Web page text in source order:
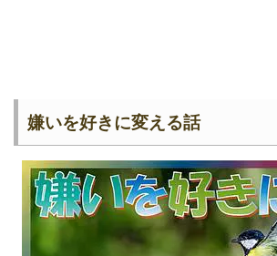
嫌いを好きに変える話